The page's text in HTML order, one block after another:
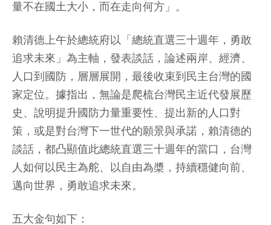
量不在國土大小，而在走向何方」。
賴清德上午於總統府以「總統直選三十週年，勇敢
追求未來」為主軸，發表談話，論述兩岸、經濟、
人口到國防，層層展開，最後收束到民主台灣的國
家定位。據指出，無論是爬梳台灣民主近代發展歷
史、說明提升國防力量重要性、提出新的人口對
策，或是對台灣下一世代的願景與承諾，賴清德的
談話，都凸顯值此總統直選三十週年的當口，台灣
人如何以民主為舵、以自由為槳，持續穩健向前、
邁向世界，勇敢追求未來。
五大金句如下：